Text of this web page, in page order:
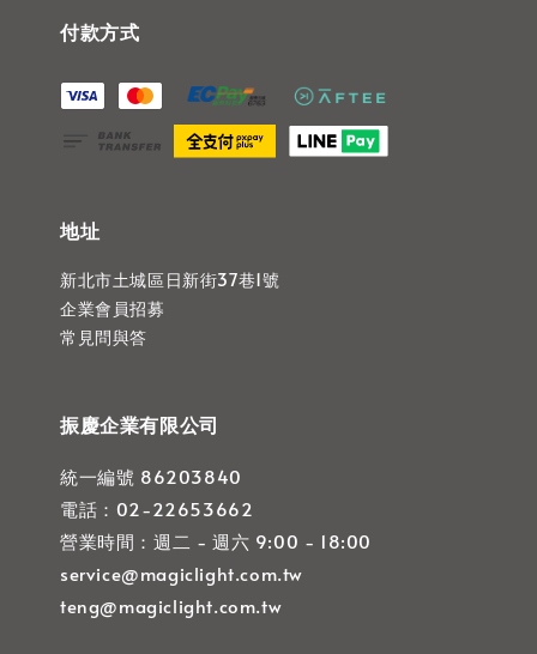
付款方式
地址
新北市土城區日新街37巷1號
企業會員招募
常見問與答
振慶企業有限公司
統一編號 86203840
電話：02-22653662
營業時間：週二 - 週六 9:00 - 18:00
service@magiclight.com.tw
teng@magiclight.com.tw